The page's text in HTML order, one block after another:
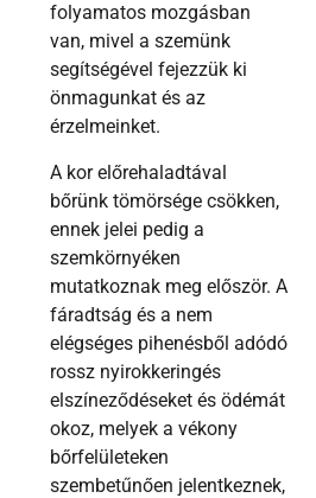
folyamatos mozgásban
van, mivel a szemünk
segítségével fejezzük ki
önmagunkat és az
érzelmeinket.
A kor előrehaladtával
bőrünk tömörsége csökken,
ennek jelei pedig a
szemkörnyéken
mutatkoznak meg először. A
fáradtság és a nem
elégséges pihenésből adódó
rossz nyirokkeringés
elszíneződéseket és ödémát
okoz, melyek a vékony
bőrfelületeken
szembetűnően jelentkeznek,